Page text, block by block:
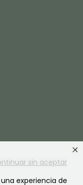
sin aceptar
experiencia de